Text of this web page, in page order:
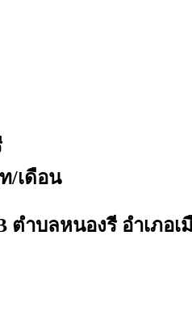
/เดือน
ำบลหนองรี อำเภอเ